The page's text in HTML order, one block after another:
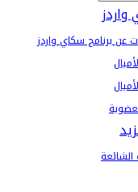
واردز
عن برنامج سكاي واردز
الشائعة